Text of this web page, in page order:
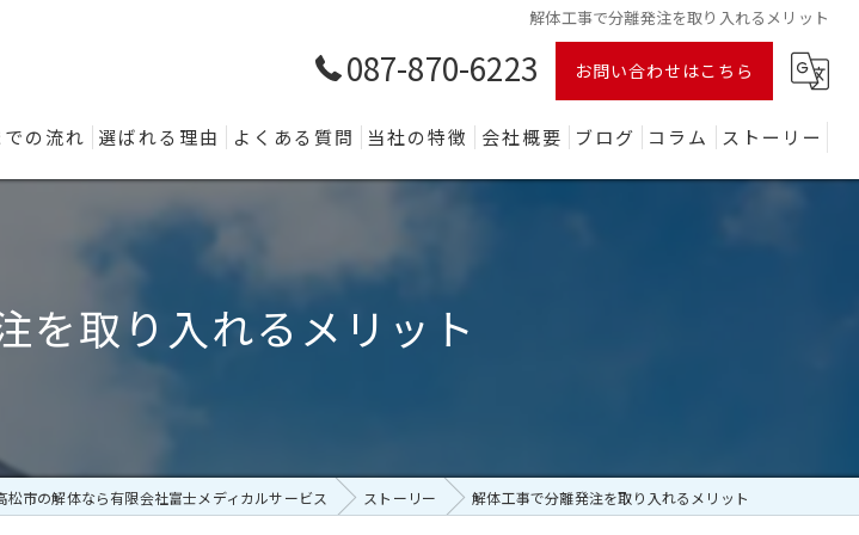
解体工事で分離発注を取り入れるメリット
087-870-6223 お問い合わせはこちら
の流れ 選ばれる理由 よくある質問 当社の特徴
ビル
会社概要 ブログ コラム ストーリー
を取り入れるメリット
松市の解体なら有限会社富士メディカルサービス ストーリー 解体工事で分離発注を取り入れるメリット